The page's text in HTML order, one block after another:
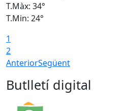
T.Màx: 34°
T.Min: 24°
1
2
AnteriorSegüent
Butlletí digital